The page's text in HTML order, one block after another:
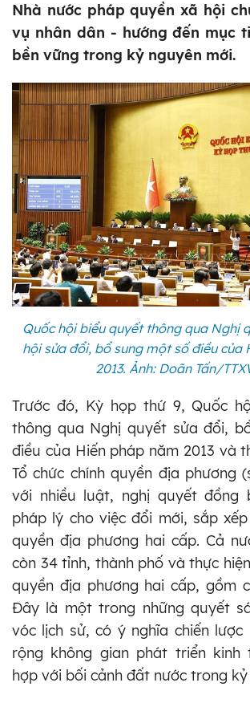
Nhà nước pháp quyền xã hội
vụ nhân dân - hướng đến mục
bền vững trong kỷ nguyên mới.
Quốc hội biểu quyết thông qua Nghị
hội sửa đổi, bổ sung một số điều của
2013. Ảnh: Doãn Tấn/
Trước đó, Kỳ họp thứ 9, Quốc
thông qua Nghị quyết sửa đổi,
điều của Hiến pháp năm 2013 và
Tổ chức chính quyền địa phương
với nhiều luật, nghị quyết đồng
pháp lý cho việc đổi mới, sắp
quyền địa phương hai cấp. Cả
còn 34 tỉnh, thành phố và thực
quyền địa phương hai cấp, gồm
Đây là một trong những quyết
vóc lịch sử, có ý nghĩa chiến
rộng không gian phát triển kinh
hợp với bối cảnh đất nước trong